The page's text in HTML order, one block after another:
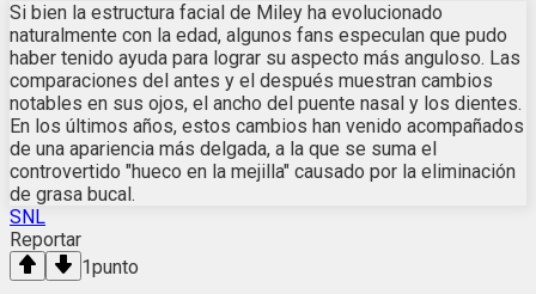
Si bien la estructura facial de Miley ha evolucionado
naturalmente con la edad, algunos fans especulan que pudo
haber tenido ayuda para lograr su aspecto más anguloso. Las
comparaciones del antes y el después muestran cambios
notables en sus ojos, el ancho del puente nasal y los dientes.
En los últimos años, estos cambios han venido acompañados
de una apariencia más delgada, a la que se suma el
controvertido "hueco en la mejilla" causado por la eliminación
de grasa bucal.
SNL
Reportar
1punto